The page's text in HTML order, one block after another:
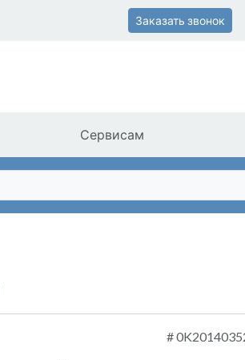
Заказать звонок
Сервисам
#